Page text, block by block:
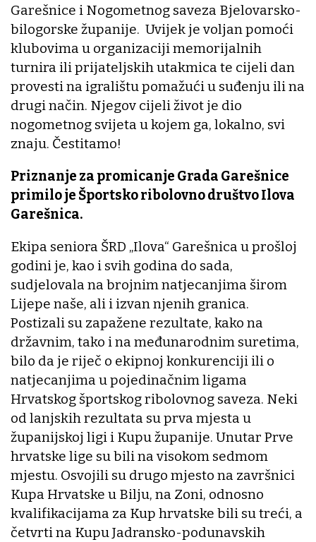
Garešnice i Nogometnog saveza Bjelovarsko-
bilogorske županije. Uvijek je voljan pomoći
klubovima u organizaciji memorijalnih
turnira ili prijateljskih utakmica te cijeli dan
provesti na igralištu pomažući u suđenju ili na
drugi način. Njegov cijeli život je dio
nogometnog svijeta u kojem ga, lokalno, svi
znaju. Čestitamo!
Priznanje za promicanje Grada Garešnice
primilo je Športsko ribolovno društvo Ilova
Garešnica.
Ekipa seniora ŠRD „Ilova“ Garešnica u prošloj
godini je, kao i svih godina do sada,
sudjelovala na brojnim natjecanjima širom
Lijepe naše, ali i izvan njenih granica.
Postizali su zapažene rezultate, kako na
državnim, tako i na međunarodnim suretima,
bilo da je riječ o ekipnoj konkurenciji ili o
natjecanjima u pojedinačnim ligama
Hrvatskog športskog ribolovnog saveza. Neki
od lanjskih rezultata su prva mjesta u
županijskoj ligi i Kupu županije. Unutar Prve
hrvatske lige su bili na visokom sedmom
mjestu. Osvojili su drugo mjesto na završnici
Kupa Hrvatske u Bilju, na Zoni, odnosno
kvalifikacijama za Kup hrvatske bili su treći, a
četvrti na Kupu Jadransko-podunavskih